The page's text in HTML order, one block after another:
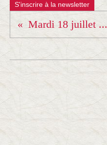
S'inscrire à la newsletter
Mardi 18 juillet ...